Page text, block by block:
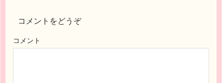
コメントをどうぞ
コメント